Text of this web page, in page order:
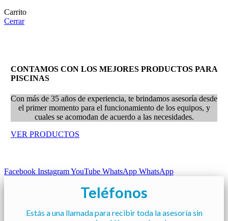
Carrito
Cerrar
CONTAMOS CON LOS MEJORES PRODUCTOS PARA
PISCINAS
Con más de 35 años de experiencia, te brindamos asesoría desde
el primer momento para el funcionamiento de los equipos, y
cuales se acomodan de acuerdo a las necesidades.
VER PRODUCTOS
Facebook InstagramYouTube WhatsApp WhatsApp
Teléfonos
Estás a una llamada para recibir toda la asesoría sin